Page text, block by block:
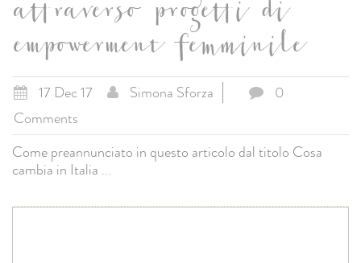
attraverso progetti di
empowerment femminile
17 Dec 17 Simona Sforza
0
Comments
Come preannunciato in questo articolo dal titolo Cosa
cambia in Italia ...